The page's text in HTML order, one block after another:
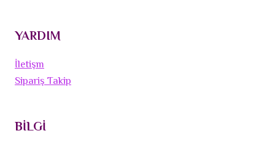
YARDIM
İletişm
Sipariş Takip
BİLGİ